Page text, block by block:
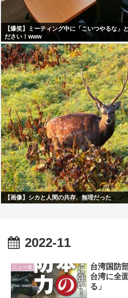
【爆笑】ミーティング中に「こいつやるな」
ださい！www
【画像】シカと人間の共存、無理だった
2022-11
ニュー速
台湾国防
台湾に全
る」